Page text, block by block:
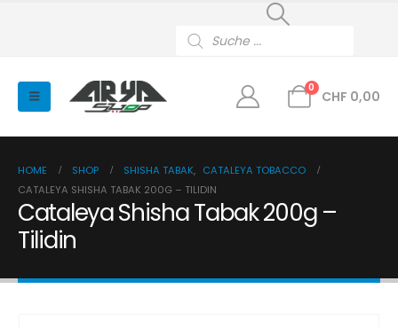
search
0
CHF 0,00
HOME SHOP SHISHA TABAK, CATALEYA TOBACCO
CATALEYA SHISHA TABAK 200G – TILIDIN
Cataleya Shisha Tabak 200g –
Tilidin